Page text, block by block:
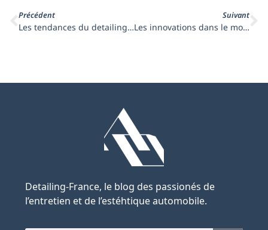
Précédent
Les tendances du detailing automobile en France en 2024
Suivant
Les innovations dans le monde du detailing automobile en France
Detailing-France, le blog des passionés de
l’entretien et de l’estéhtique automobile.